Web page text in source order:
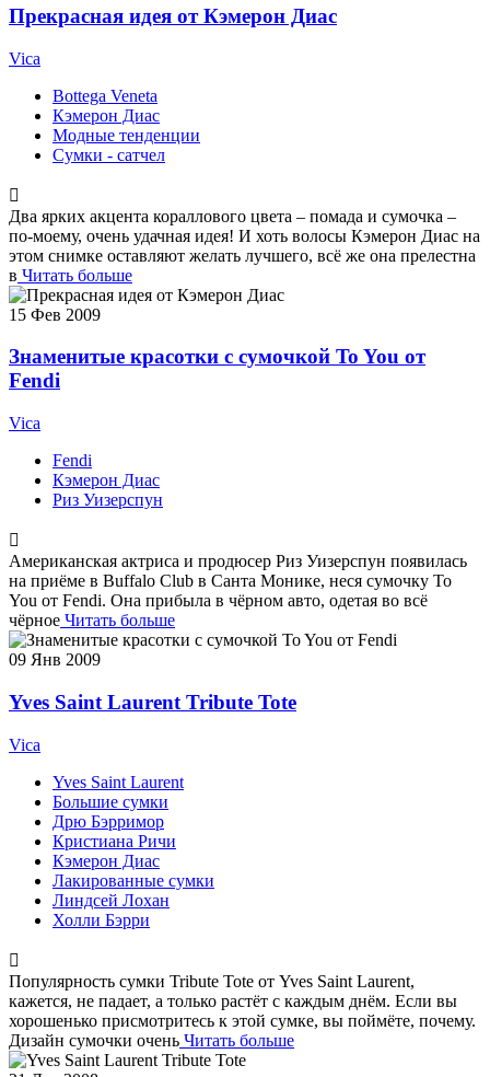
Прекрасная идея от Кэмерон Диас
Vica
Bottega Veneta
Кэмерон Диас
Модные тенденции
Сумки - сатчел
Два ярких акцента кораллового цвета – помада и сумочка –
по-моему, очень удачная идея! И хоть волосы Кэмерон Диас на
этом снимке оставляют желать лучшего, всё же она прелестна
в Читать больше
15 Фев 2009
Знаменитые красотки с сумочкой To You от
Fendi
Vica
Fendi
Кэмерон Диас
Риз Уизерспун
Американская актриса и продюсер Риз Уизерспун появилась
на приёме в Buffalo Club в Санта Монике, неся сумочку To
You от Fendi. Она прибыла в чёрном авто, одетая во всё
чёрное Читать больше
09 Янв 2009
Yves Saint Laurent Tribute Tote
Vica
Yves Saint Laurent
Большие сумки
Дрю Бэрримор
Кристиана Ричи
Кэмерон Диас
Лакированные сумки
Линдсей Лохан
Холли Бэрри
Популярность сумки Tribute Tote от Yves Saint Laurent,
кажется, не падает, а только растёт с каждым днём. Если вы
хорошенько присмотритесь к этой сумке, вы поймёте, почему.
Дизайн сумочки очень Читать больше